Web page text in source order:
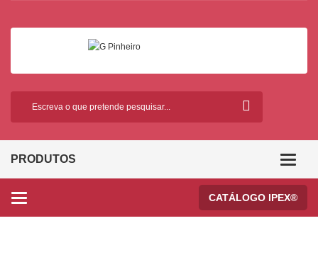
PRODUTOS
Categories CATÁLOGO IPEX®